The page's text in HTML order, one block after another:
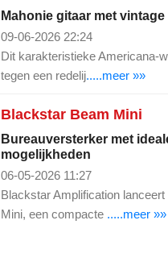
Mahonie gitaar met
09-06-2026 22:24
Dit karakteristieke Americana-
tegen een redelij.....meer »»
Blackstar Beam Mini
Bureauversterker met
mogelijkheden
06-05-2026 11:27
Blackstar Amplification lanceert
Mini, een compacte .....meer »»